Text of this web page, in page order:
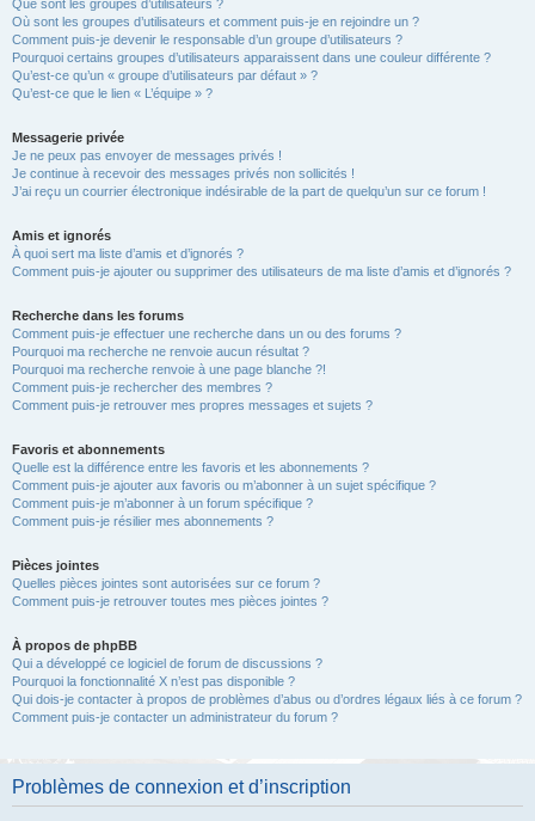
Que sont les groupes d’utilisateurs ?
Où sont les groupes d’utilisateurs et comment puis-je en rejoindre un ?
Comment puis-je devenir le responsable d’un groupe d’utilisateurs ?
Pourquoi certains groupes d’utilisateurs apparaissent dans une couleur différente ?
Qu’est-ce qu’un « groupe d’utilisateurs par défaut » ?
Qu’est-ce que le lien « L’équipe » ?
Messagerie privée
Je ne peux pas envoyer de messages privés !
Je continue à recevoir des messages privés non sollicités !
J’ai reçu un courrier électronique indésirable de la part de quelqu’un sur ce forum !
Amis et ignorés
À quoi sert ma liste d’amis et d’ignorés ?
Comment puis-je ajouter ou supprimer des utilisateurs de ma liste d’amis et d’ignorés ?
Recherche dans les forums
Comment puis-je effectuer une recherche dans un ou des forums ?
Pourquoi ma recherche ne renvoie aucun résultat ?
Pourquoi ma recherche renvoie à une page blanche ?!
Comment puis-je rechercher des membres ?
Comment puis-je retrouver mes propres messages et sujets ?
Favoris et abonnements
Quelle est la différence entre les favoris et les abonnements ?
Comment puis-je ajouter aux favoris ou m’abonner à un sujet spécifique ?
Comment puis-je m’abonner à un forum spécifique ?
Comment puis-je résilier mes abonnements ?
Pièces jointes
Quelles pièces jointes sont autorisées sur ce forum ?
Comment puis-je retrouver toutes mes pièces jointes ?
À propos de phpBB
Qui a développé ce logiciel de forum de discussions ?
Pourquoi la fonctionnalité X n’est pas disponible ?
Qui dois-je contacter à propos de problèmes d’abus ou d’ordres légaux liés à ce forum ?
Comment puis-je contacter un administrateur du forum ?
Problèmes de connexion et d’inscription